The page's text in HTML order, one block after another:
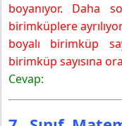
boyanıyor. Daha
birimküplere
boyalı birimküp
birimküp sayısına
Cevap: